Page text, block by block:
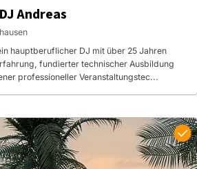
Andreas
hauptberuflicher DJ mit über 25 Jahren
fundierter technischer Ausbildung
professioneller Veranstaltungstec...